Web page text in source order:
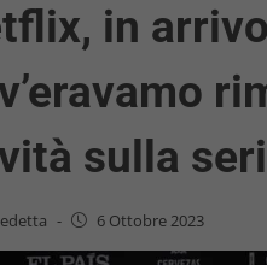
in
sulla
- 6 Ottobre 2023